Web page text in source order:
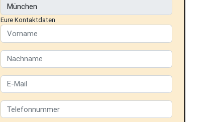
Eure Kontaktdaten